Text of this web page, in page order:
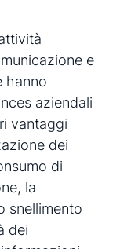
e
hanno
aziendali
vantaggi
dei
di
la
snellimento
dei